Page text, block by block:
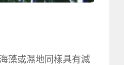
藻或濕地同樣具有減